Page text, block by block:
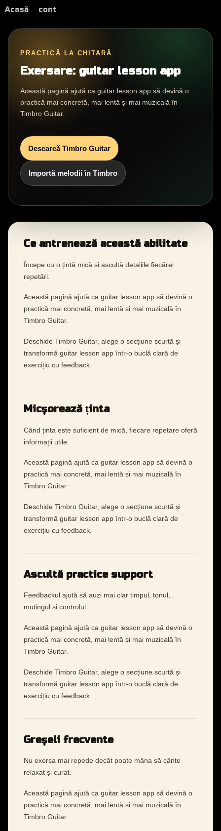
Acasă cont
PRACTICĂ LA CHITARĂ
Exersare: guitar lesson app
Această pagină ajută ca guitar lesson app să devină o
practică mai concretă, mai lentă și mai muzicală în
Timbro Guitar.
Descarcă Timbro Guitar
Importă melodii în Timbro
Ce antrenează această abilitate
Începe cu o țintă mică și ascultă detaliile fiecărei
repetări.
Această pagină ajută ca guitar lesson app să devină o
practică mai concretă, mai lentă și mai muzicală în
Timbro Guitar.
Deschide Timbro Guitar, alege o secțiune scurtă și
transformă guitar lesson app într-o buclă clară de
exercițiu cu feedback.
Micșorează ținta
Când ținta este suficient de mică, fiecare repetare oferă
informații utile.
Această pagină ajută ca guitar lesson app să devină o
practică mai concretă, mai lentă și mai muzicală în
Timbro Guitar.
Deschide Timbro Guitar, alege o secțiune scurtă și
transformă guitar lesson app într-o buclă clară de
exercițiu cu feedback.
Ascultă practice support
Feedbackul ajută să auzi mai clar timpul, tonul,
mutingul și controlul.
Această pagină ajută ca guitar lesson app să devină o
practică mai concretă, mai lentă și mai muzicală în
Timbro Guitar.
Deschide Timbro Guitar, alege o secțiune scurtă și
transformă guitar lesson app într-o buclă clară de
exercițiu cu feedback.
Greșeli frecvente
Nu exersa mai repede decât poate mâna să cânte
relaxat și curat.
Această pagină ajută ca guitar lesson app să devină o
practică mai concretă, mai lentă și mai muzicală în
Timbro Guitar.